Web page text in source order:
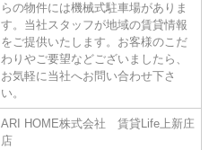
らの物件には機械式駐車場がありま
す。当社スタッフが地域の賃貸情報
をご提供いたします。お客様のこだ
わりやご要望などございましたら、
お気軽に当社へお問い合わせ下さ
い。
ARI HOME株式会社 賃貸Life上新庄
店